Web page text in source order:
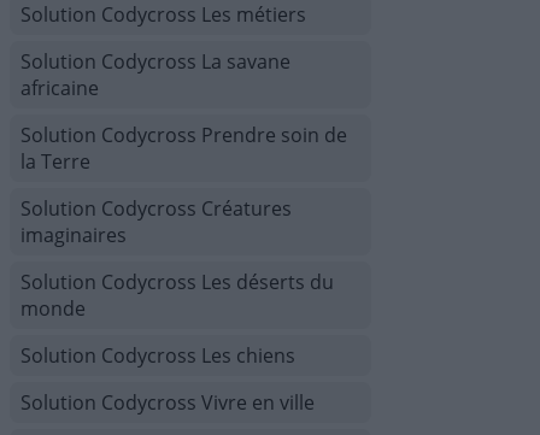
Solution Codycross Les métiers
Solution Codycross La savane
africaine
Solution Codycross Prendre soin de
la Terre
Solution Codycross Créatures
imaginaires
Solution Codycross Les déserts du
monde
Solution Codycross Les chiens
Solution Codycross Vivre en ville